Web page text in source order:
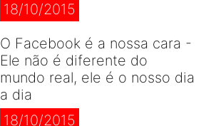
18/10/2015
O Facebook é a nossa cara -
Ele não é diferente do
mundo real, ele é o nosso dia
a dia
18/10/2015